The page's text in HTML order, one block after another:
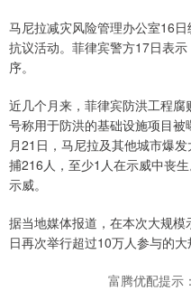
马尼拉减灾风险管理办公室16
抗议活动。菲律宾警方17日表
序。
近几个月来，菲律宾防洪工程
号称用于防洪的基础设施项目被
月21日，马尼拉及其他城市爆
捕216人，至少1人在示威中丧
示威。
据当地媒体报道，在本次大规
日再次举行超过10万人参与的大
富腾优配提示